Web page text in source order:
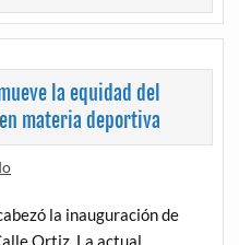
la equidad del
materia deportiva
la inauguración de
Ortiz. La actual